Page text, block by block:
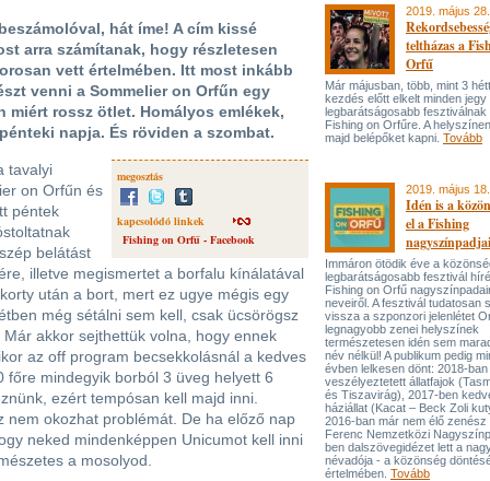
hát íme! A cím kissé
arra számítanak, hogy részletesen
vett értelmében. Itt most inkább
venni a Sommelier on Orfűn egy
rossz ötlet. Homályos emlékek,
napja. És röviden a szombat.
megosztás
kapcsolódó linkek
Fishing on Orfű - Facebook
tavalyi
on Orfűn és
péntek
belátást
illetve megismertet a borfalu kínálatával
után a bort, mert ez ugye mégis egy
még sétálni sem kell, csak ücsörögsz
akkor sejthettük volna, hogy ennek
az off program becsekkolásnál a kedves
mindegyik borból 3 üveg helyett 6
ezért tempósan kell majd inni.
nem okozhat problémát. De ha előző nap
neked mindenképpen Unicumot kell inni
a mosolyod.
2019. május 28.
teltházas a
Orfű
Már májusban, több, mint 3
kezdés előtt elkelt minden jegy
legbarátságosabb fesztiválnak
Fishing on Orfűre. A
majd belépőket kapni. Tovább
2019. május 18.
Idén is a
el a Fishing
Immáron ötödik éve a
legbarátságosabb fesztivál
Fishing on Orfű
neveiről. A fesztivál tudatosan
vissza a szponzori jelenlétet
legnagyobb zenei helyszínek
természetesen idén sem
név nélkül! A publikum pedig
évben lelkesen dönt: 2018-ban
veszélyeztetett állatfajok
és Tiszavirág), 2017-ben
háziállat (Kacat – Beck Zoli
2016-ban már nem élő zenész
Ferenc Nemzetközi
ben dalszövegidézet lett a
névadója - a közönség
értelmében. Tovább